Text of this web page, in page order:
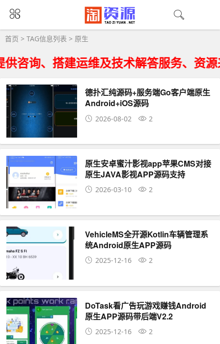
原生大全 - 原生相关资源下载
首页 > TAG信息列表 > 原生
咨询、搭建运维及技术解答服务、资源
德扑汇纯源码+服务端Go客户端原生
Android+iOS源码
2026-08-02 2
原生安卓蜜汁影视app苹果CMS对接
原生JAVA影视APP源码支持
PC+WAP+APP
2026-03-10 2
VehicleMS全开源Kotlin车辆管理系
统Android原生APP源码
2025-12-16 2
DoTask看广告玩游戏赚钱Android
原生APP源码带后端V2.2
2025-12-16 2